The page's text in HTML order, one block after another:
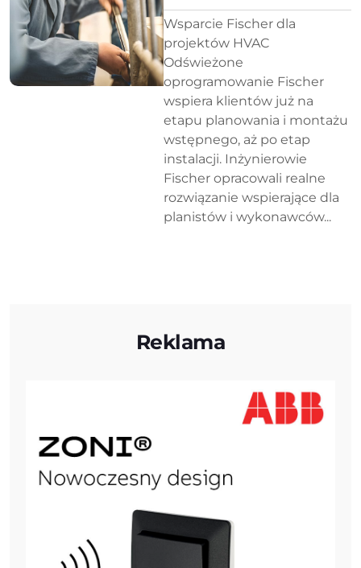
Wsparcie Fischer dla
projektów HVAC
Odświeżone
oprogramowanie Fischer
wspiera klientów już na
etapu planowania i montażu
wstępnego, aż po etap
instalacji. Inżynierowie
Fischer opracowali realne
rozwiązanie wspierające dla
planistów i wykonawców...
Reklama